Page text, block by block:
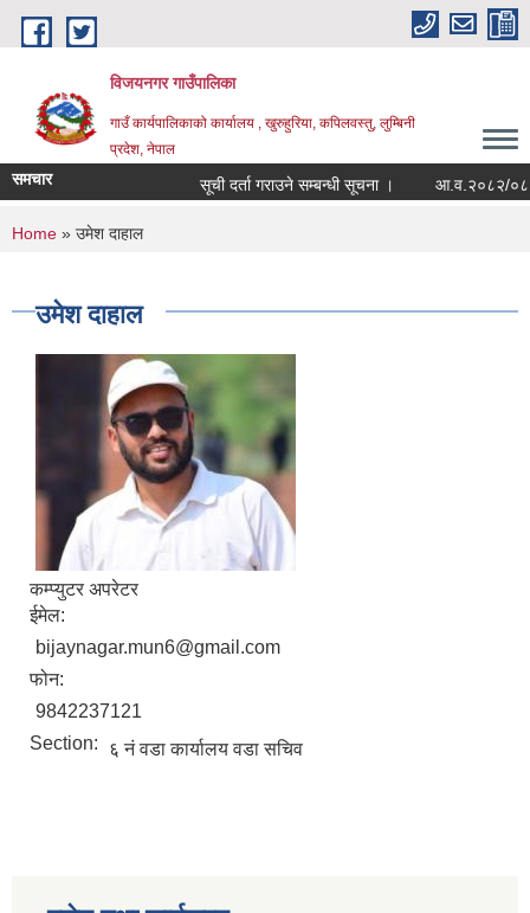
Skip to main content
विजयनगर गाउँपालिका
गाउँ कार्यपालिकाको कार्यालय , खुरुहुरिया, कपिलवस्तु, लुम्बिनी
प्रदेश, नेपाल
समचार सूची दर्ता गराउने सम्बन्धी सूचना । आ.व.२०८२/
You are here
Home » उमेश दाहाल
उमेश दाहाल
कम्प्युटर अपरेटर
ईमेल:
bijaynagar.mun6@gmail.com
फोन:
9842237121
Section:
६ नं वडा कार्यालय वडा सचिव